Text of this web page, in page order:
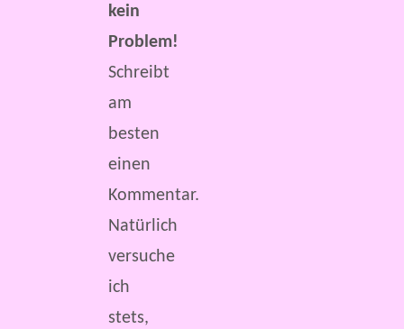
kein
Problem!
Schreibt
am
besten
einen
Kommentar.
Natürlich
versuche
ich
stets,